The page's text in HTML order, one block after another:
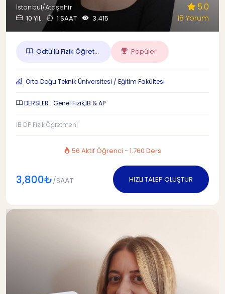
İstanbul/Ataşehir
10 YIL
1 SAAT 3.415
5.0
18 Yorum
Odtü'lü Fizik Öğret... Popüler
Orta Doğu Teknik Üniversitesi / Eğitim Fakültesi
DERSLER : Genel Fizik,IB & AP
IB DP Fizik Öğretmeni
56 Aktif Öğrenci - 1.760 Ders
3,800₺/SAAT HIZLI TALEP OLUŞTUR